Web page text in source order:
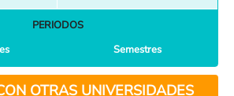
PERIODOS
Semestres
OTRAS UNIVERSIDADES